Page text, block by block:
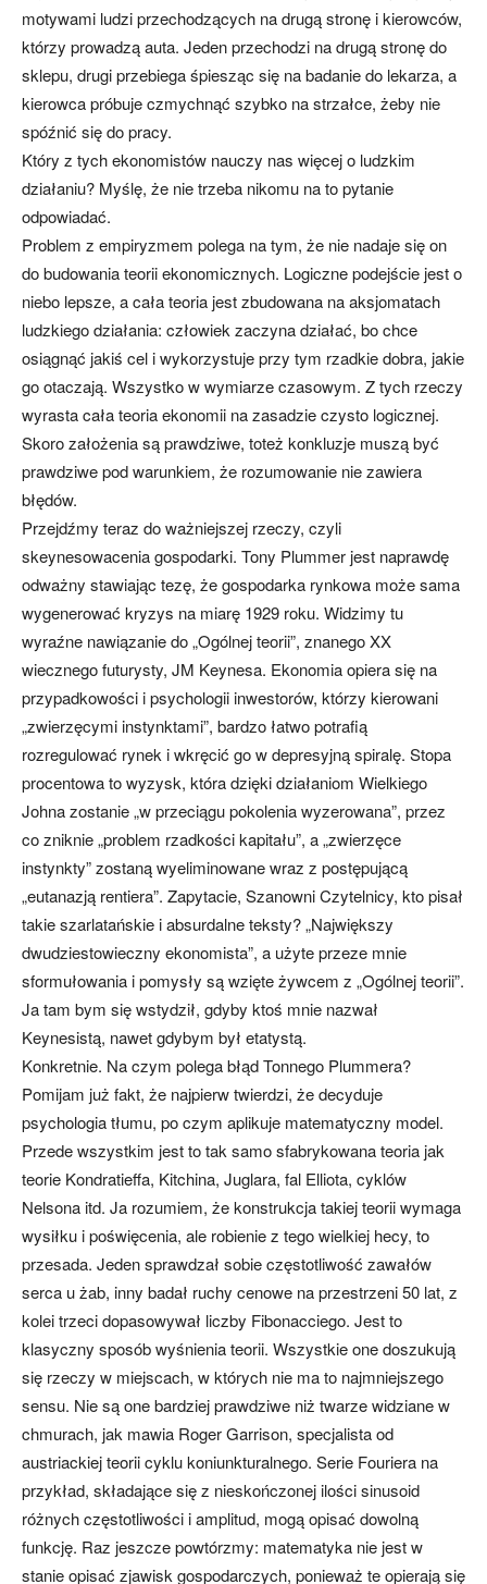
motywami ludzi przechodzących na drugą stronę i kierowców,
którzy prowadzą auta. Jeden przechodzi na drugą stronę do
sklepu, drugi przebiega śpiesząc się na badanie do lekarza, a
kierowca próbuje czmychnąć szybko na strzałce, żeby nie
spóźnić się do pracy.
Który z tych ekonomistów nauczy nas więcej o ludzkim
działaniu? Myślę, że nie trzeba nikomu na to pytanie
odpowiadać.
Problem z empiryzmem polega na tym, że nie nadaje się on
do budowania teorii ekonomicznych. Logiczne podejście jest o
niebo lepsze, a cała teoria jest zbudowana na aksjomatach
ludzkiego działania: człowiek zaczyna działać, bo chce
osiągnąć jakiś cel i wykorzystuje przy tym rzadkie dobra, jakie
go otaczają. Wszystko w wymiarze czasowym. Z tych rzeczy
wyrasta cała teoria ekonomii na zasadzie czysto logicznej.
Skoro założenia są prawdziwe, toteż konkluzje muszą być
prawdziwe pod warunkiem, że rozumowanie nie zawiera
błędów.
Przejdźmy teraz do ważniejszej rzeczy, czyli
skeynesowacenia gospodarki. Tony Plummer jest naprawdę
odważny stawiając tezę, że gospodarka rynkowa może sama
wygenerować kryzys na miarę 1929 roku. Widzimy tu
wyraźne nawiązanie do „Ogólnej teorii”, znanego XX
wiecznego futurysty, JM Keynesa. Ekonomia opiera się na
przypadkowości i psychologii inwestorów, którzy kierowani
„zwierzęcymi instynktami”, bardzo łatwo potrafią
rozregulować rynek i wkręcić go w depresyjną spiralę. Stopa
procentowa to wyzysk, która dzięki działaniom Wielkiego
Johna zostanie „w przeciągu pokolenia wyzerowana”, przez
co zniknie „problem rzadkości kapitału”, a „zwierzęce
instynkty” zostaną wyeliminowane wraz z postępującą
„eutanazją rentiera”. Zapytacie, Szanowni Czytelnicy, kto pisał
takie szarlatańskie i absurdalne teksty? „Największy
dwudziestowieczny ekonomista”, a użyte przeze mnie
sformułowania i pomysły są wzięte żywcem z „Ogólnej teorii”.
Ja tam bym się wstydził, gdyby ktoś mnie nazwał
Keynesistą, nawet gdybym był etatystą.
Konkretnie. Na czym polega błąd Tonnego Plummera?
Pomijam już fakt, że najpierw twierdzi, że decyduje
psychologia tłumu, po czym aplikuje matematyczny model.
Przede wszystkim jest to tak samo sfabrykowana teoria jak
teorie Kondratieffa, Kitchina, Juglara, fal Elliota, cyklów
Nelsona itd. Ja rozumiem, że konstrukcja takiej teorii wymaga
wysiłku i poświęcenia, ale robienie z tego wielkiej hecy, to
przesada. Jeden sprawdzał sobie częstotliwość zawałów
serca u żab, inny badał ruchy cenowe na przestrzeni 50 lat, z
kolei trzeci dopasowywał liczby Fibonacciego. Jest to
klasyczny sposób wyśnienia teorii. Wszystkie one doszukują
się rzeczy w miejscach, w których nie ma to najmniejszego
sensu. Nie są one bardziej prawdziwe niż twarze widziane w
chmurach, jak mawia Roger Garrison, specjalista od
austriackiej teorii cyklu koniunkturalnego. Serie Fouriera na
przykład, składające się z nieskończonej ilości sinusoid
różnych częstotliwości i amplitud, mogą opisać dowolną
funkcję. Raz jeszcze powtórzmy: matematyka nie jest w
stanie opisać zjawisk gospodarczych, ponieważ te opierają się